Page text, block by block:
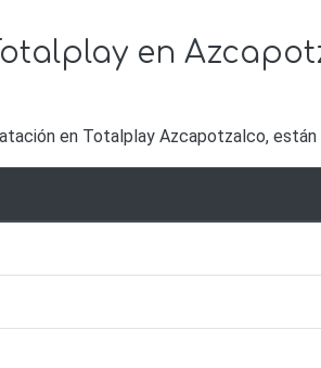
en
en Totalplay Azcapotzalco,